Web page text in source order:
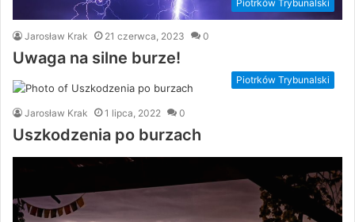
Piotrków Trybunalski
Jarosław Krak 21 czerwca, 2023 0
Uwaga na silne burze!
Piotrków Trybunalski
Jarosław Krak 1 lipca, 2022 0
Uszkodzenia po burzach